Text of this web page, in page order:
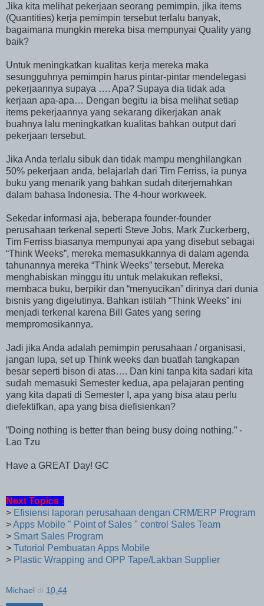
Jika kita melihat pekerjaan seorang pemimpin, jika items
(Quantities) kerja pemimpin tersebut terlalu banyak,
bagaimana mungkin mereka bisa mempunyai Quality yang
baik?
Untuk meningkatkan kualitas kerja mereka maka
sesungguhnya pemimpin harus pintar-pintar mendelegasi
pekerjaannya supaya …. Apa? Supaya dia tidak ada
kerjaan apa-apa… Dengan begitu ia bisa melihat setiap
items pekerjaannya yang sekarang dikerjakan anak
buahnya lalu meningkatkan kualitas bahkan output dari
pekerjaan tersebut.
Jika Anda terlalu sibuk dan tidak mampu menghilangkan
50% pekerjaan anda, belajarlah dari Tim Ferriss, ia punya
buku yang menarik yang bahkan sudah diterjemahkan
dalam bahasa Indonesia. The 4-hour workweek.
Sekedar informasi aja, beberapa founder-founder
perusahaan terkenal seperti Steve Jobs, Mark Zuckerberg,
Tim Ferriss biasanya mempunyai apa yang disebut sebagai
“Think Weeks”, mereka memasukkannya di dalam agenda
tahunannya mereka “Think Weeks” tersebut. Mereka
menghabiskan minggu itu untuk melakukan refleksi,
membaca buku, berpikir dan “menyucikan” dirinya dari dunia
bisnis yang digelutinya. Bahkan istilah “Think Weeks” ini
menjadi terkenal karena Bill Gates yang sering
mempromosikannya.
Jadi jika Anda adalah pemimpin perusahaan / organisasi,
jangan lupa, set up Think weeks dan buatlah tangkapan
besar seperti bison di atas…. Dan kini tanpa kita sadari kita
sudah memasuki Semester kedua, apa pelajaran penting
yang kita dapati di Semester I, apa yang bisa atau perlu
diefektifkan, apa yang bisa diefisienkan?
”Doing nothing is better than being busy doing nothing.” -
Lao Tzu
Have a GREAT Day! GC
Next Topics :
> Efisiensi laporan perusahaan dengan CRM/ERP Program
>Apps Mobile " Point of Sales " control Sales Team
> Smart Sales Program
> Tutoriol Pembuatan Apps Mobile
> Plastic Wrapping and OPP Tape/Lakban Supplier
Michael di 10.44